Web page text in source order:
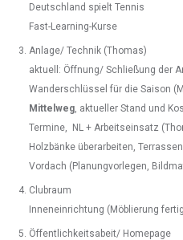
Deutschland spielt Tennis
Fast-Learning-Kurse
Anlage/ Technik (Thomas)
aktuell: Öffnung/ Schließung der
Wanderschlüssel für die Saison
Mittelweg , aktueller Stand und
Termine, NL + Arbeitseinsatz
Holzbänke überarbeiten,
Vordach (Planungvorlegen,
Clubraum
Inneneinrichtung (Möblierung
Öffentlichkeitsabeit/ Homepage